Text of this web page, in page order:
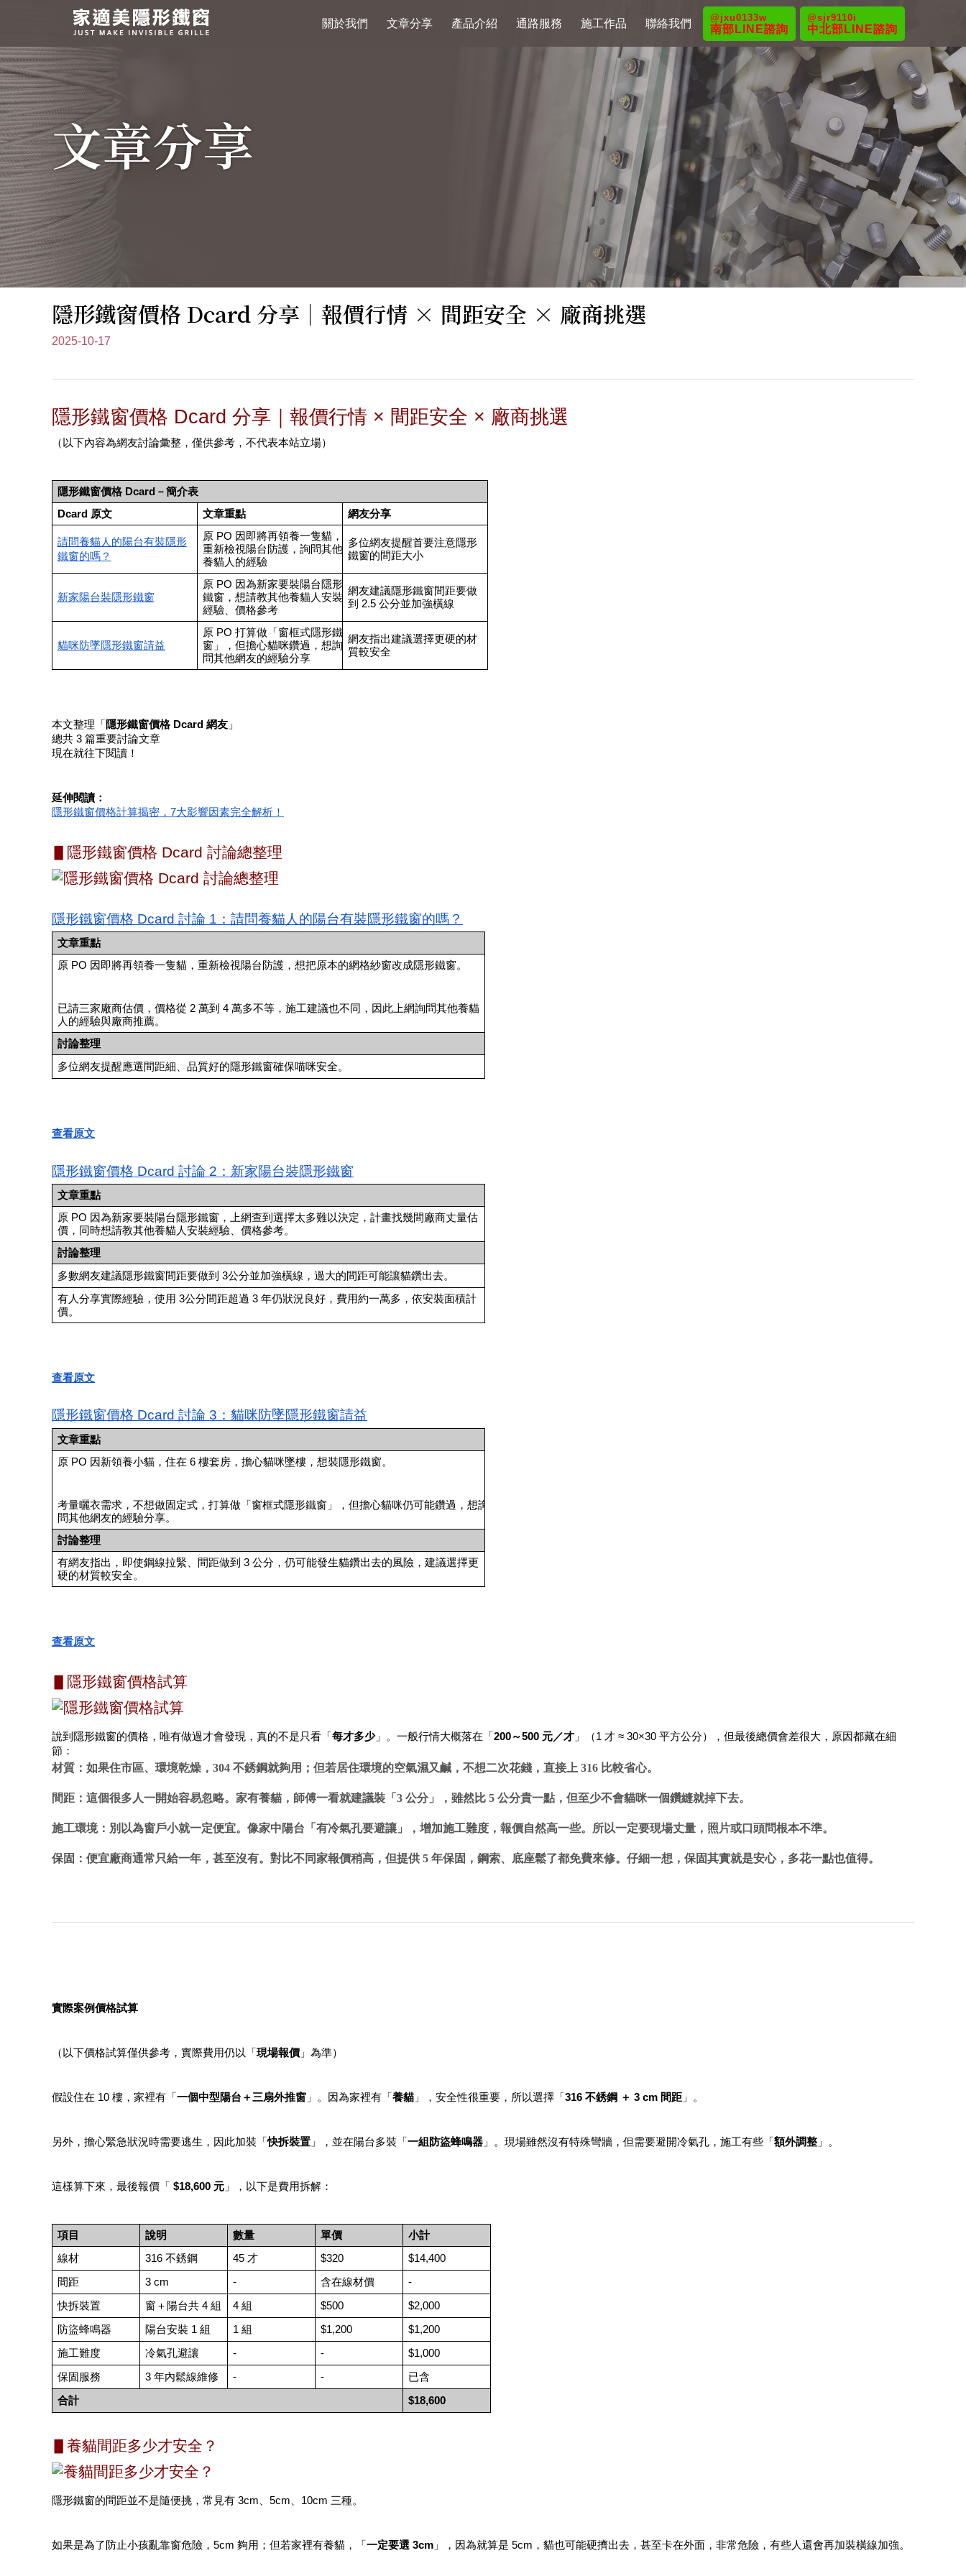
關於我們 文章分享 產品介紹 通路服務 施工作品 聯絡我們 @jxu0133w
南部LINE諮詢
@sjr9110i
中北部LINE諮詢
家
適
美
隱
形
鐵
窗
文章分享
隱形鐵窗價格 Dcard 分享｜報價行情 × 間距安全 × 廠商挑選
2025-10-17
隱形鐵窗價格 Dcard 分享｜報價行情 × 間距安全 × 廠商挑選
（以下內容為網友討論彙整，僅供參考，不代表本站立場）
隱形鐵窗價格 Dcard－簡介表
Dcard 原文
文章重點 網友分享
請問養貓人的陽台有裝隱形
鐵窗的嗎？
原 PO 因即將再領養一隻貓，
重新檢視陽台防護，詢問其他
養貓人的經驗
多位網友提醒首要注意隱形
鐵窗的間距大小
新家陽台裝隱形鐵窗
原 PO 因為新家要裝陽台隱形
鐵窗，想請教其他養貓人安裝
經驗、價格參考
網友建議隱形鐵窗間距要做
到 2.5 公分並加強橫線
貓咪防墜隱形鐵窗請益
原 PO 打算做「窗框式隱形鐵
窗」，但擔心貓咪鑽過，想詢
問其他網友的經驗分享
網友指出建議選擇更硬的材
質較安全
本文整理「 隱形鐵窗價格 Dcard 網友 」
總共 3 篇重要討論文章
現在就往下閱讀！
延伸閱讀：
隱形鐵窗價格計算揭密，7大影響因素完全解析！
▋隱形鐵窗價格 Dcard 討論總整理
隱形鐵窗價格 Dcard 討論 1：請問養貓人的陽台有裝隱形鐵窗的嗎？
文章重點
原 PO 因即將再領養一隻貓，重新檢視陽台防護，想把原本的網格紗窗改成隱形鐵窗。
已請三家廠商估價，價格從 2 萬到 4 萬多不等，施工建議也不同，因此上網詢問其他養貓
人的經驗與廠商推薦。
討論整理
多位網友提醒應選間距細、品質好的隱形鐵窗確保喵咪安全。
查看原文
隱形鐵窗價格 Dcard 討論 2：新家陽台裝隱形鐵窗
文章重點
原 PO 因為新家要裝陽台隱形鐵窗，上網查到選擇太多難以決定，計畫找幾間廠商丈量估
價，同時想請教其他養貓人安裝經驗、價格參考。
討論整理
多數網友建議隱形鐵窗間距要做到 3公分並加強橫線，過大的間距可能讓貓鑽出去。
有人分享實際經驗，使用 3公分間距超過 3 年仍狀況良好，費用約一萬多，依安裝面積計
價。
查看原文
隱形鐵窗價格 Dcard 討論 3：貓咪防墜隱形鐵窗請益
文章重點
原 PO 因新領養小貓，住在 6 樓套房，擔心貓咪墜樓，想裝隱形鐵窗。
考量曬衣需求，不想做固定式，打算做「窗框式隱形鐵窗」，但擔心貓咪仍可能鑽過，想詢
問其他網友的經驗分享。
討論整理
有網友指出，即使鋼線拉緊、間距做到 3 公分，仍可能發生貓鑽出去的風險，建議選擇更
硬的材質較安全。
查看原文
▋隱形鐵窗價格試算
說到隱形鐵窗的價格，唯有做過才會發現，真的不是只看「 每才多少」。一般行情大概落在「 200～500 元／才 」（1 才 ≈ 30×30 平方公分），但最後總價會差很大，原因都藏在細
節：
材質：如果住市區、環境乾燥，304 不銹鋼就夠用；但若居住環境的空氣濕又鹹，不想二次花錢，直接上 316 比較省心。
間距：這個很多人一開始容易忽略。家有養貓，師傅一看就建議裝「3 公分」，雖然比 5 公分貴一點，但至少不會貓咪一個鑽縫就掉下去。
施工環境：別以為窗戶小就一定便宜。像家中陽台「有冷氣孔要避讓」，增加施工難度，報價自然高一些。所以一定要現場丈量，照片或口頭問根本不準。
保固：便宜廠商通常只給一年，甚至沒有。對比不同家報價稍高，但提供 5 年保固，鋼索、底座鬆了都免費來修。仔細一想，保固其實就是安心，多花一點也值得。
實際案例價格試算
（以下價格試算僅供參考，實際費用仍以「 現場報價 」為準）
假設住在 10 樓，家裡有「 一個中型陽台＋三扇外推窗 」。因為家裡有「 養貓 」，安全性很重要，所以選擇「 316 不銹鋼 ＋ 3 cm 間距 」。
另外，擔心緊急狀況時需要逃生，因此加裝「快拆裝置 」，並在陽台多裝「 一組防盜蜂鳴器 」。現場雖然沒有特殊彎牆，但需要避開冷氣孔，施工有些「 額外調整 」。
這樣算下來，最後報價「 $18,600 元 」，以下是費用拆解：
項目 說明 數量 單價
小計
線材
316 不銹鋼 45 才 $320 $14,400
間距 3 cm - 含在線材價 -
快拆裝置 窗＋陽台共 4 組 4 組 $500 $2,000
防盜蜂鳴器 陽台安裝 1 組 1 組 $1,200 $1,200
施工難度 冷氣孔避讓 - - $1,000
保固服務 3 年內鬆線維修 - - 已含
合計 $18,600
▋養貓間距多少才安全？
隱形鐵窗的間距並不是隨便挑，常見有 3cm、5cm、10cm 三種。
如果是為了防止小孩亂靠窗危險，5cm 夠用；但若家裡有養貓，「 一定要選 3cm 」，因為就算是 5cm，貓也可能硬擠出去，甚至卡在外面，非常危險，有些人還會再加裝橫線加強。